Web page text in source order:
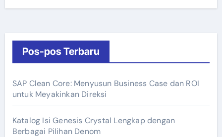
Pos-pos Terbaru
SAP Clean Core: Menyusun Business Case dan ROI
untuk Meyakinkan Direksi
Katalog Isi Genesis Crystal Lengkap dengan
Berbagai Pilihan Denom